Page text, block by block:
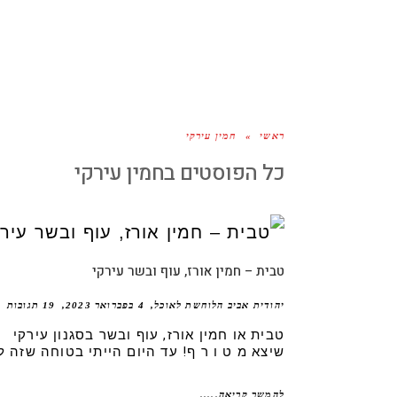
ראשי » חמין עירקי
כל הפוסטים בחמין עירקי
טבית – חמין אורז, עוף ובשר עירקי
יהודית אביב הלוחשת לאוכל 4 בפברואר 2023 19 תגובות
טבית או חמין אורז, עוף ובשר בסגנון עירקי
שיצא מ ט ו ר ף! עד היום הייתי בטוחה שזה
להמשך קריאה.....